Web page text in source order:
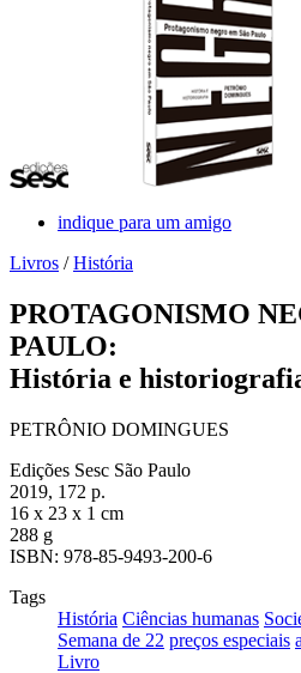
indique para um amigo
Livros /História
PROTAGONISMO
PAULO:
História e
PETRÔNIO DOMINGUES
Edições Sesc São Paulo
2019, 172 p.
16 x 23 x 1 cm
288 g
ISBN: 978-85-9493-200-6
Tags
História Ciências humanas
Semana de 22 preços especiais
Livro